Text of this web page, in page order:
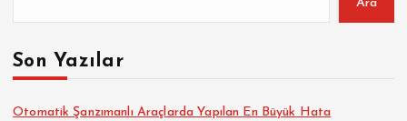
Ara
Son Yazılar
Otomatik Şanzımanlı Araçlarda Yapılan En Büyük Hata